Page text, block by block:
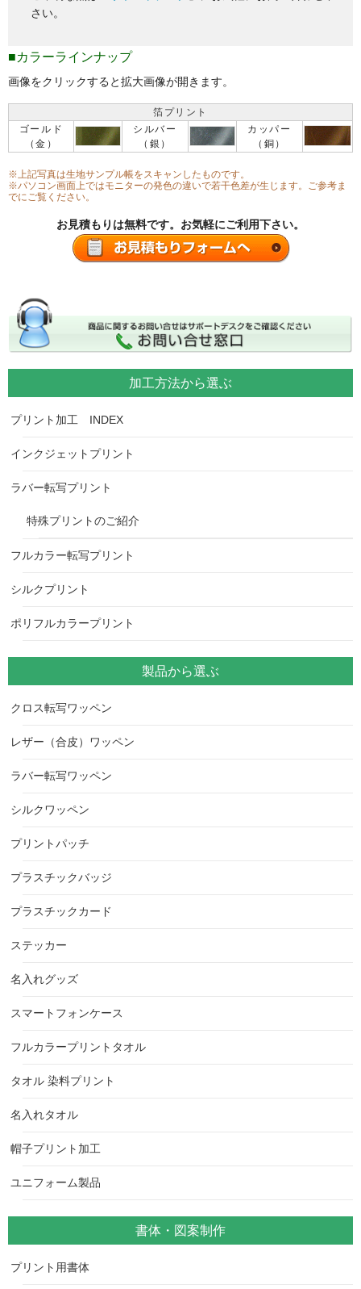
さい。
■カラーラインナップ
画像をクリックすると拡大画像が開きます。
箔プリント
ゴールド
（金）
シルバー
（銀）
カッパー
（銅）
※上記写真は生地サンプル帳をスキャンしたものです。
※パソコン画面上ではモニターの発色の違いで若干色差が生じます。ご参考ま
でにご覧ください。
お見積もりは無料です。お気軽にご利用下さい。
加工方法から選ぶ
プリント加工 INDEX
インクジェットプリント
ラバー転写プリント
特殊プリントのご紹介
フルカラー転写プリント
シルクプリント
ポリフルカラープリント
製品から選ぶ
クロス転写ワッペン
レザー（合皮）ワッペン
ラバー転写ワッペン
シルクワッペン
プリントパッチ
プラスチックバッジ
プラスチックカード
ステッカー
名入れグッズ
スマートフォンケース
フルカラープリントタオル
タオル 染料プリント
名入れタオル
帽子プリント加工
ユニフォーム製品
書体・図案制作
プリント用書体